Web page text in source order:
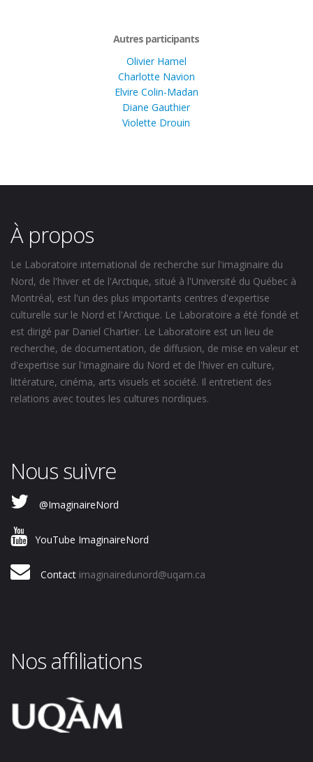
Autres participants
Olivier Hamel
Charlotte Navion
Elvire Colin-Madan
Diane Gauthier
Violette Drouin
À propos
Le Laboratoire international de recherche sur l'imaginaire du
Nord, de l'hiver et de l'Arctique, situé à l'Université du Québec à
Montréal, est l'un des plus importants centres d'expertise
culturelle sur le Nord et l'Arctique. Le Laboratoire a été fondé et
est dirigé par Daniel Chartier. Le Laboratoire est un lieu de
recherche, de documentation, de diffusion, de mise en valeur et
d'expertise sur l'imaginaire du Nord et de l'hiver en culture,
littérature, cinéma, arts visuels et société. Il entretient des
relations avec toutes les cultures nordiques.
Nous suivre
@ImaginaireNord
YouTube ImaginaireNord
Contact imaginairedunord@uqam.ca
Nos affiliations